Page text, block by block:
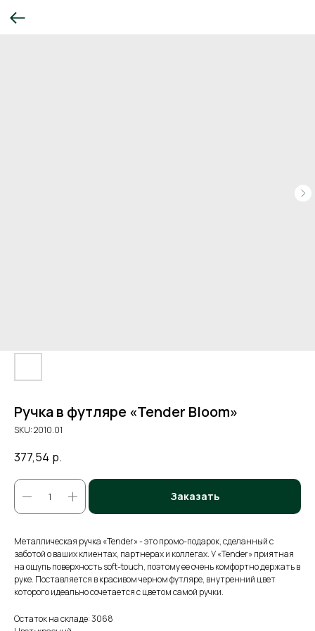
Ручка в футляре «Tender Bloom»
SKU:2010.01
377,54 р.
Заказать
Металлическая ручка «Tender» - это промо-подарок, сделанный с
заботой о ваших клиентах, партнерах и коллегах. У «Tender» приятная
на ощупь поверхность soft-touch, поэтому ее очень комфортно держать в
руке. Поставляется в красивом черном футляре, внутренний цвет
которого идеально сочетается с цветом самой ручки.
Остаток на складе: 3068